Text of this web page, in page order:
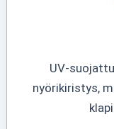
UV-
nyörikiristys,